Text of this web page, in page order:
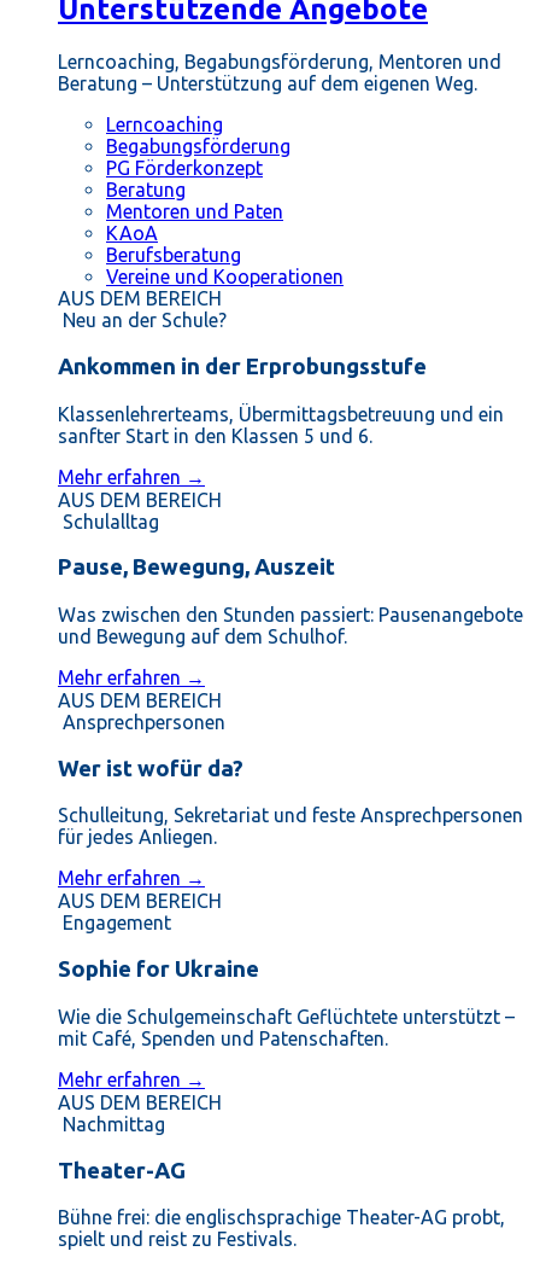
Unterstützende Angebote
Lerncoaching, Begabungsförderung, Mentoren und
Beratung – Unterstützung auf dem eigenen Weg.
Lerncoaching
Begabungsförderung
PG Förderkonzept
Beratung
Mentoren und Paten
KAoA
Berufsberatung
Vereine und Kooperationen
AUS DEM BEREICH
Neu an der Schule?
Ankommen in der Erprobungsstufe
Klassenlehrerteams, Übermittagsbetreuung und ein
sanfter Start in den Klassen 5 und 6.
Mehr erfahren →
AUS DEM BEREICH
Schulalltag
Pause, Bewegung, Auszeit
Was zwischen den Stunden passiert: Pausenangebote
und Bewegung auf dem Schulhof.
Mehr erfahren →
AUS DEM BEREICH
Ansprechpersonen
Wer ist wofür da?
Schulleitung, Sekretariat und feste Ansprechpersonen
für jedes Anliegen.
Mehr erfahren →
AUS DEM BEREICH
Engagement
Sophie for Ukraine
Wie die Schulgemeinschaft Geflüchtete unterstützt –
mit Café, Spenden und Patenschaften.
Mehr erfahren →
AUS DEM BEREICH
Nachmittag
Theater-AG
Bühne frei: die englischsprachige Theater-AG probt,
spielt und reist zu Festivals.